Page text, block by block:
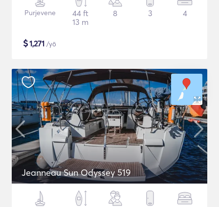
Purjevene
44 ft
13 m
8 3 4
$1,271 /yö
Jeanneau Sun Odyssey 519